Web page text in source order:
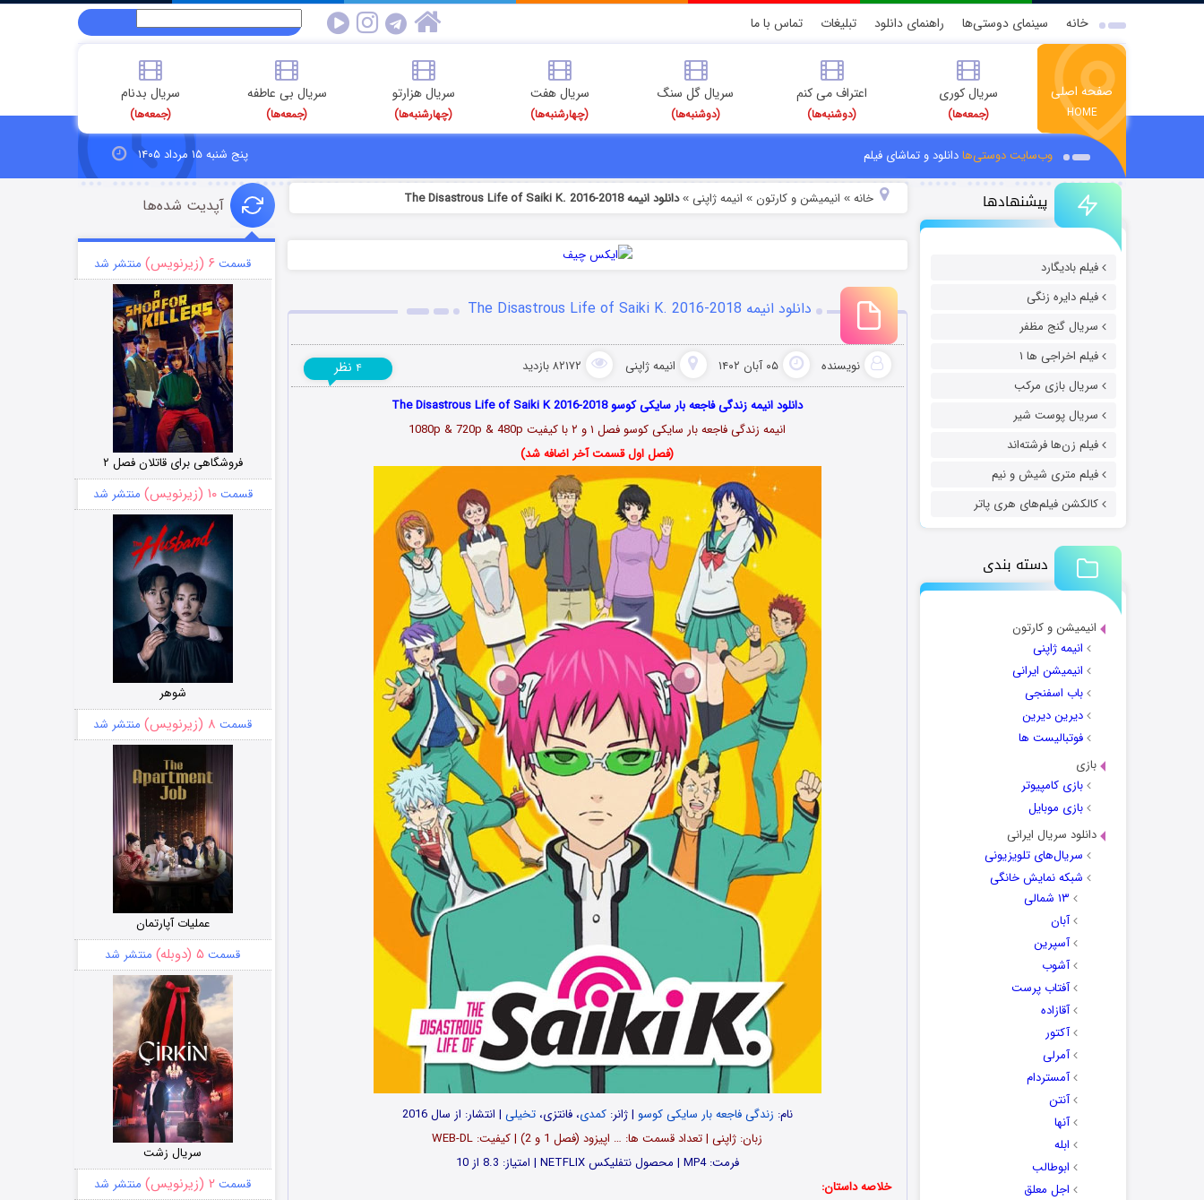
خانه سینمای دوستی‌ها راهنمای دانلود تبلیغات تماس با ما
صفحه اصلی
HOME
سریال کوری
(جمعه‌ها)
اعتراف می کنم
(دوشنبه‌ها)
سریال گل سنگ
(دوشنبه‌ها)
سریال هفت
(چهارشنبه‌ها)
سریال هزارتو
(چهارشنبه‌ها)
سریال بی عاطفه
(جمعه‌ها)
سریال بدنام
(جمعه‌ها)
وب‌سایت دوستی‌هادانلود و تماشای فیلم پنج شنبه ۱۵ مرداد ۱۴۰۵
پیشنهادها
فیلم بادیگارد
فیلم دایره زنگی
سریال گنج مظفر
فیلم اخراجی ها ۱
سریال بازی مرکب
سریال پوست شیر
فیلم زن‌ها فرشته‌اند
فیلم متری شیش و نیم
کالکشن فیلم‌های هری پاتر
دسته بندی
انیمیشن و کارتون
انیمه ژاپنی
انیمیشن ایرانی
باب اسفنجی
دیرین دیرین
فوتبالیست ها
بازی
بازی کامپیوتر
بازی موبایل
دانلود سریال ایرانی
سریال‌های تلویزیونی
شبکه نمایش خانگی
۱۳ شمالی
آبان
آسپرین
آشوب
آفتاب پرست
آقازاده
آکتور
آمرلی
آمستردام
آنتن
آنها
ابله
ابوطالب
اجل معلق
خانه» انیمیشن و کارتون » انیمه ژاپنی »دانلود انیمه The Disastrous Life of Saiki K. 2016-2018
دانلود انیمه The Disastrous Life of Saiki K. 2016-2018
نویسنده ۰۵ آبان ۱۴۰۲ انیمه ژاپنی ۸۲۱۷۲ بازدید ۴ نظر
دانلود انیمه زندگی فاجعه بار سایکی کوسو The Disastrous Life of Saiki K 2016-2018
انیمه زندگی فاجعه بار سایکی کوسو فصل ۱ و ۲
با کیفیت 1080p & 720p & 480p
(فصل اول قسمت آخر اضافه شد)
نام: زندگی فاجعه بار سایکی کوسو | ژانر:کمدی، فانتزی،تخیلی | انتشار: از سال 2016
زبان: ژاپنی | تعداد قسمت‌ ها: … اپیزود (فصل 1 و 2) | کیفیت: WEB-DL
فرمت: MP4 | محصول نتفلیکس NETFLIX | امتیاز: 8.3 از 10
خلاصه داستان:
آپدیت شده‌ها
قسمت ۶ (زیرنویس) منتشر شد
فروشگاهی برای قاتلان فصل ۲
قسمت۱۰ (زیرنویس) منتشر شد
شوهر
قسمت ۸ (زیرنویس) منتشر شد
عملیات آپارتمان
قسمت ۵ (دوبله) منتشر شد
سریال زشت
قسمت ۲ (زیرنویس) منتشر شد